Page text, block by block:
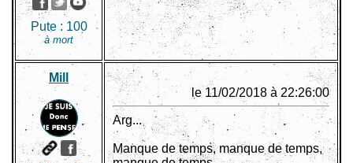
Pute : 100
à mort
Mill
le 11/02/2018 à 22:26:00
Arg...
Manque de temps, manque de temps,